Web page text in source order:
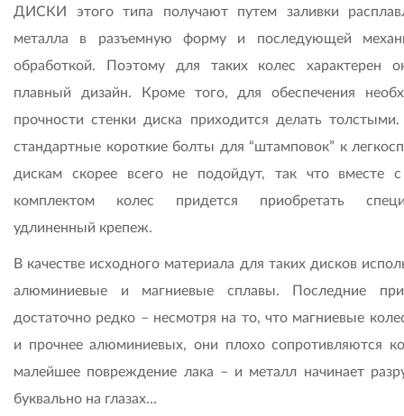
ДИСКИ этого типа получают путем заливки
металла в разъемную форму и последующей
обработкой. Поэтому для таких колес характерен
плавный дизайн. Кроме того, для обеспечения
прочности стенки диска приходится делать толстыми.
стандартные короткие болты для “штамповок” к
дискам скорее всего не подойдут, так что вместе
комплектом колес придется приобретать
удлиненный крепеж.
В качестве исходного материала для таких дисков
алюминиевые и магниевые сплавы. Последние
достаточно редко – несмотря на то, что магниевые
и прочнее алюминиевых, они плохо сопротивляются
малейшее повреждение лака – и металл начинает
буквально на глазах…